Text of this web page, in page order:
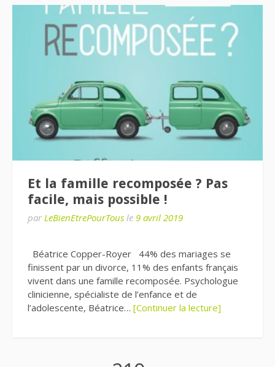
Et la famille recomposée ? Pas
facile, mais possible !
par LeBienEtrePourTous le 9 avril 2019
Béatrice Copper-Royer 44% des mariages se
finissent par un divorce, 11% des enfants français
vivent dans une famille recomposée. Psychologue
clinicienne, spécialiste de l’enfance et de
l’adolescente, Béatrice… [Continuer la lecture]